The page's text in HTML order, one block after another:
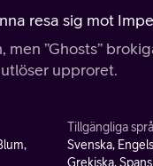
resa sig mot
”Ghosts”
upproret.
Tillgängliga
Svenska,
Grekiska,